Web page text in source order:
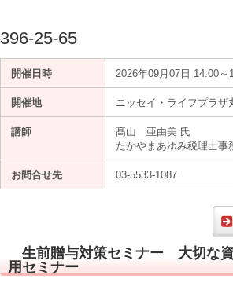
396-25-65
開催日時 2026年09月07日 14:00
開催地 ニッセイ・ライフプラ
講師
髙山 亜由美 氏
たかやまあゆみ税理士
お問合せ先 03-5533-1087
生前贈与対策セミナー 大切な資
用セミナー